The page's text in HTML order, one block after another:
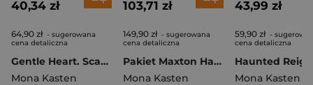
40,34 zł
64,90 zł - sugerowana
cena detaliczna
Gentle Heart. Scarlet Luck. Tom 3
Mona Kasten
103,71 zł
149,90 zł - sugerowana
cena detaliczna
Pakiet Maxton Hall. Save Me / Save You / Save Us. Tomy 1-3
Mona Kasten
43,99 zł
59,90 zł -
cena detaliczna
Mona Kasten